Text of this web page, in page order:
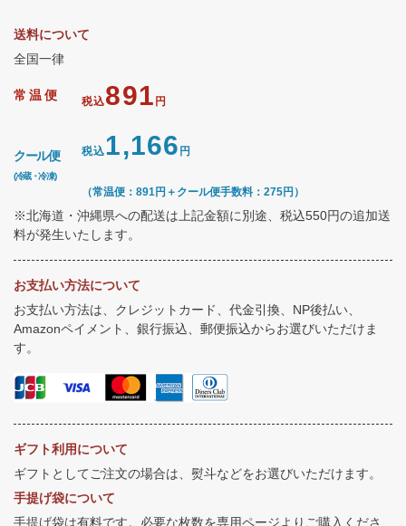
送料について
全国一律
常温便 税込891 円
クール便
(冷蔵・冷凍)
税込1,166 円
（常温便：891円＋クール便手数料：275円）
※北海道・沖縄県への配送は上記金額に別途、税込550円の追加送
料が発生いたします。
お支払い方法について
お支払い方法は、クレジットカード、代金引換、NP後払い、
Amazonペイメント、銀行振込、郵便振込からお選びいただけま
す。
ギフト利用について
ギフトとしてご注文の場合は、熨斗などをお選びいただけます。
手提げ袋について
手提げ袋は有料です。必要な枚数を専用ページよりご購入くださ